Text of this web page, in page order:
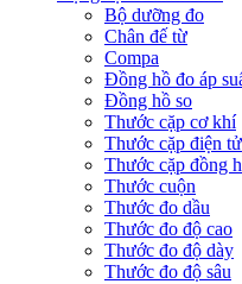
Bộ dưỡng đo
Chân đế từ
Compa
Đồng hồ đo áp
Đồng hồ so
Thước cặp cơ khí
Thước cặp điện tử
Thước cặp đồng
Thước cuộn
Thước đo dầu
Thước đo độ cao
Thước đo độ dày
Thước đo độ sâu